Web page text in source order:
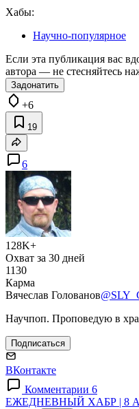
Хабы:
Научно-популярное
Если эта публикация вас
автора — не стесняйтесь
Задонатить
+6
19
6
128K+
Охват за 30 дней
1130
Карма
Вячеслав Голованов
Научпоп. Проповедую в
Подписаться
ВКонтакте
Комментарии 6
ЕЖЕДНЕВНЫЙ ХАБР | 8